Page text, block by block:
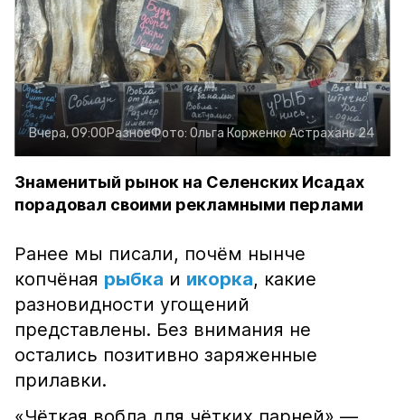
Вчера, 09:00РазноеФото: Ольга КорженкоАстрахань 24
Знаменитый рынок на Селенских Исадах
порадовал своими рекламными перлами
Ранее мы писали, почём нынче
копчёная рыбка и икорка, какие
разновидности угощений
представлены. Без внимания не
остались позитивно заряженные
прилавки.